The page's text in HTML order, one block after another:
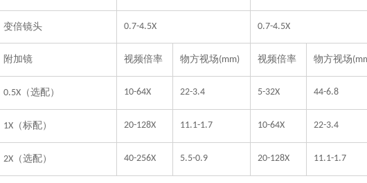
变倍镜头 0.7-4.5X 0.7-4.5X
附加镜 视频倍率 物方视场(mm) 视频倍率 物方视场
0.5X （选配） 10-64X 22-3.4 5-32X 44-6.8
1X （标配） 20-128X 11.1-1.7 10-64X 22-3.4
2X （选配） 40-256X 5.5-0.9 20-128X 11.1-1.7